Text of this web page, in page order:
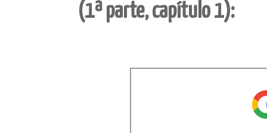
(1ª parte, capítulo 1):